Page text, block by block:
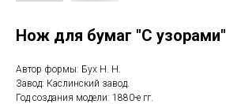
Нож для бумаг "С узорами"
Автор формы: Бух Н. Н.
Завод: Каслинский завод.
Год создания модели: 1880-е гг.